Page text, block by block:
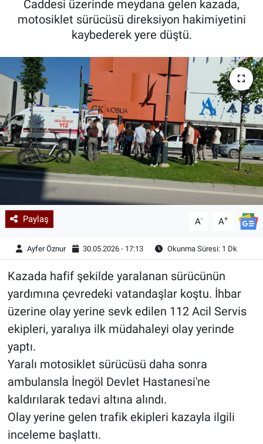
Caddesi üzerinde meydana gelen kazada,
motosiklet sürücüsü direksiyon hakimiyetini
kaybederek yere düştü.
Paylaş A- A+
Ayfer Öznur 30.05.2026 - 17:13 Okunma Süresi: 1 Dk
Kazada hafif şekilde yaralanan sürücünün
yardımına çevredeki vatandaşlar koştu. İhbar
üzerine olay yerine sevk edilen 112 Acil Servis
ekipleri, yaralıya ilk müdahaleyi olay yerinde
yaptı.
Yaralı motosiklet sürücüsü daha sonra
ambulansla İnegöl Devlet Hastanesi'ne
kaldırılarak tedavi altına alındı.
Olay yerine gelen trafik ekipleri kazayla ilgili
inceleme başlattı.
Kadın & Aile
Sağlık
Siyaset
Teknoloji
Yazarlar
Astroloji-Rüya